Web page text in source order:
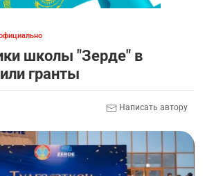
школы "Зерде" в
гранты
Написать автору